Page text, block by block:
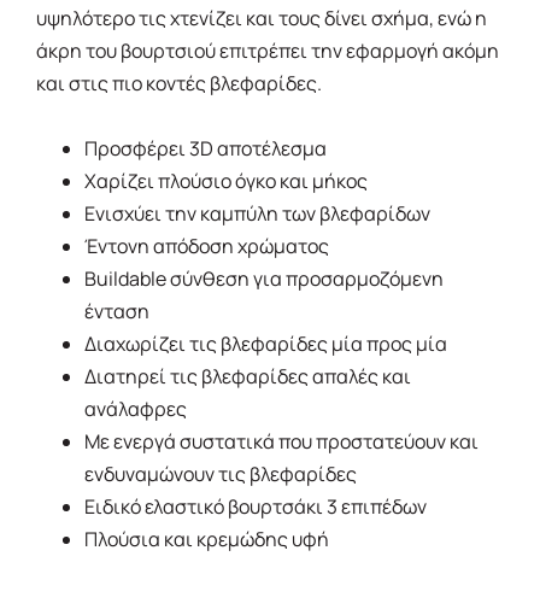
υψηλότερο τις χτενίζει και τους δίνει σχήμα, ενώ η
άκρη του βουρτσιού επιτρέπει την εφαρμογή ακόμη
και στις πιο κοντές βλεφαρίδες.
Προσφέρει 3D αποτέλεσμα
Χαρίζει πλούσιο όγκο και μήκος
Ενισχύει την καμπύλη των βλεφαρίδων
Έντονη απόδοση χρώματος
Buildable σύνθεση για προσαρμοζόμενη
ένταση
Διαχωρίζει τις βλεφαρίδες μία προς μία
Διατηρεί τις βλεφαρίδες απαλές και
ανάλαφρες
Με ενεργά συστατικά που προστατεύουν και
ενδυναμώνουν τις βλεφαρίδες
Ειδικό ελαστικό βουρτσάκι 3 επιπέδων
Πλούσια και κρεμώδης υφή